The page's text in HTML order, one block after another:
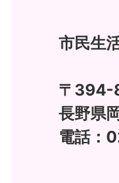
市民生
〒394-
長野県
電話：